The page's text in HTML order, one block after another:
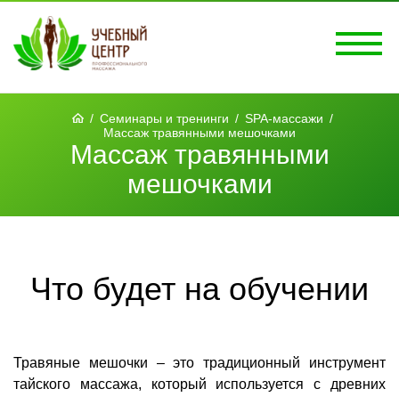
/ Семинары и тренинги / SPA-массажи /
Массаж травянными мешочками
Массаж травянными
мешочками
Что будет на обучении
Травяные мешочки – это традиционный инструмент
тайского массажа, который используется с древних